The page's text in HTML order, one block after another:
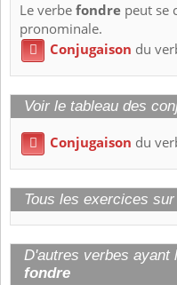
Le verbefondre peut se
pronominale.
 Conjugaison du
Voir le tableau des
 Conjugaison du
Tous les exercices
D'autres verbes ayant
fondre